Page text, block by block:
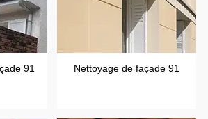
91 Nettoyage de façade 91